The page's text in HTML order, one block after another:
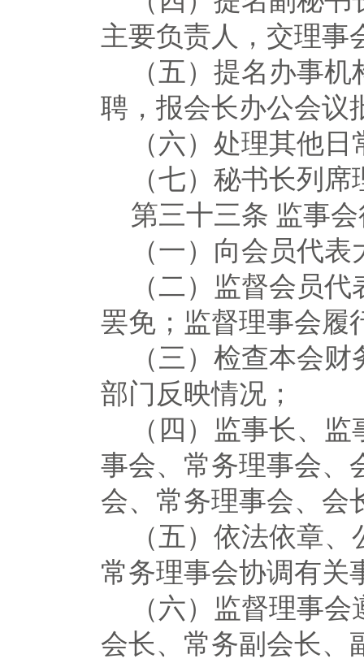
主要负责人，交理事
（五）提名办事
聘，报会长办公会议
（六）处理其他
（七）秘书长列
第三十三条 监事
（一）向会员代
（二）监督会员
罢免；监督理事会履
（三）检查本会
部门反映情况；
（四）监事长、
事会、常务理事会、
会、常务理事会、会
（五）依法依章
常务理事会协调有关
（六）监督理事
会长、常务副会长、